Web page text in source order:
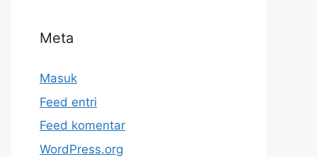
Meta
Masuk
Feed entri
Feed komentar
WordPress.org